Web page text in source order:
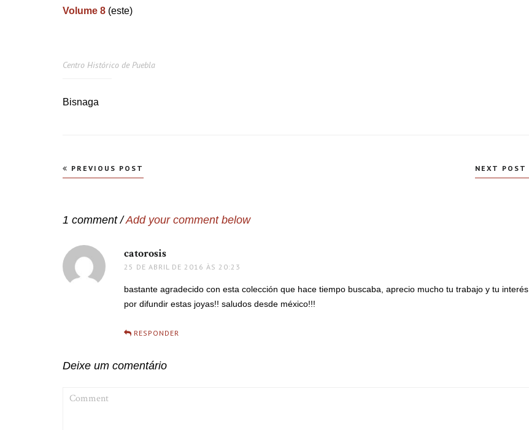
Volume 8 (este)
Centro Histórico de Puebla
Bisnaga
Navegação
PREVIOUS POST NEXT POST
1 comment /Add your comment below
catorosis
25 DE ABRIL DE 2016 ÀS 20:23
bastante agradecido con esta colección que hace tiempo buscaba, aprecio mucho tu trabajo y tu interés
por difundir estas joyas!! saludos desde méxico!!!
RESPONDER
Deixe um comentário